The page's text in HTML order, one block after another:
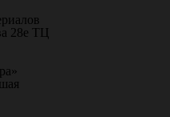
28е ТЦ